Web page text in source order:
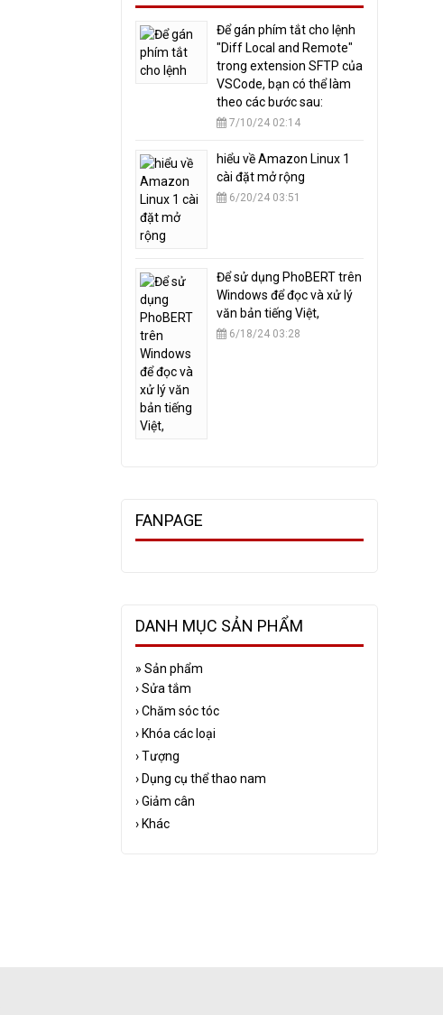
​Để gán phím tắt cho lệnh
"Diff Local and Remote"
trong extension SFTP của
VSCode, bạn có thể làm
theo các bước sau:
7/10/24 02:14
hiểu về Amazon Linux 1
cài đặt mở rộng
6/20/24 03:51
​Để sử dụng PhoBERT trên
Windows để đọc và xử lý
văn bản tiếng Việt,
6/18/24 03:28
FANPAGE
DANH MỤC SẢN PHẨM
» Sản phẩm
›Sửa tắm
›Chăm sóc tóc
› Khóa các loại
›Tượng
› Dụng cụ thể thao nam
›Giảm cân
› Khác